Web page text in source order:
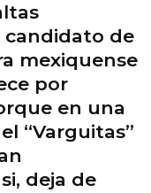
candidato de
mexiquense
por
en una
“Varguitas”
deja de